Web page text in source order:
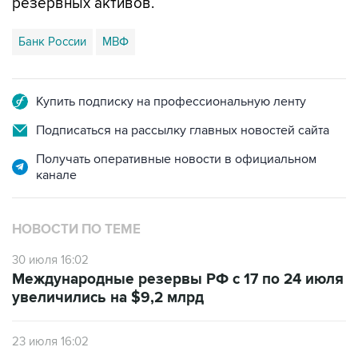
резервных активов.
Банк России МВФ
Купить подписку на профессиональную ленту
Подписаться на рассылку главных новостей сайта
Получать оперативные новости в официальном
канале
НОВОСТИ ПО ТЕМЕ
30 июля 16:02
Международные резервы РФ с 17 по 24 июля
увеличились на $9,2 млрд
23 июля 16:02